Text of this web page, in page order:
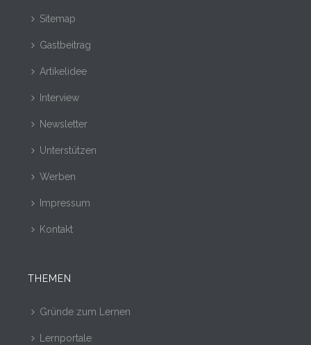
Sitemap
Gastbeitrag
Artikelidee
Interview
Newsletter
Unterstützen
Werben
Impressum
Kontakt
THEMEN
Gründe zum Lernen
Lernportale